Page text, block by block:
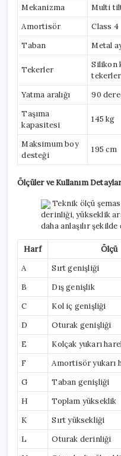
Mekanizma
Multi
Amortisör
Class 4
Taban
Metal
Tekerler
Silikon
tekerler
Yatma aralığı
90
Taşıma
kapasitesi
145 kg
Maksimum boy
desteği
195 cm
Ölçüler ve Kullanım
Teknik ölçü
derinliği, yükseklik
daha anlaşılır
Harf Ölçü
A
Sırt genişliği
B
Dış genişlik
C
Kol iç genişliği
D
Oturak genişliği
E
Kolçak yukarı
F
Amortisör yukarı
G
Taban genişliği
H
Toplam yükseklik
K
Sırt yüksekliği
L
Oturak derinliği